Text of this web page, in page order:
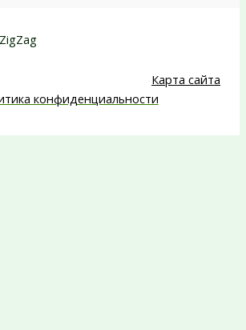
Карта сайта
конфиденциальности